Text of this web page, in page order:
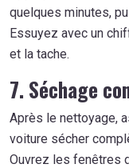
quelques minutes,
Essuyez avec un
et la tache.
7. Séchage
Après le nettoyage,
voiture sécher
Ouvrez les fenêtres